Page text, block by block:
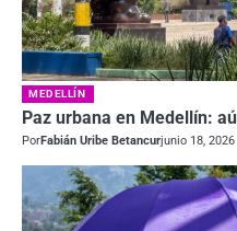
MEDELLÍN
Paz urbana en Medellín:
PorFabián Uribe Betancurjunio 18, 2026